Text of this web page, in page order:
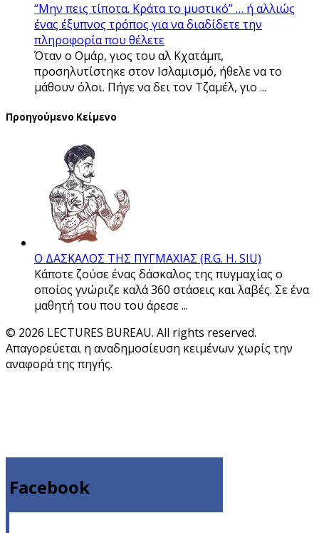
“Μην πεις τίποτα. Κράτα το μυστικό” … ή αλλιώς
ένας έξυπνος τρόπος για να διαδίδετε την
πληροφορία που θέλετε
Όταν ο Ομάρ, γιος του αλ Κχατάμπ,
προσηλυτίστηκε στον Ισλαμισμό, ήθελε να το
μάθουν όλοι. Πήγε να δει τον Τζαμέλ, γιο ...
Προηγούμενο Κείμενο
Ο ΔΑΣΚΑΛΟΣ ΤΗΣ ΠΥΓΜΑΧΙΑΣ (R.G. H. SIU)
Κάποτε ζούσε ένας δάσκαλος της πυγμαχίας ο
οποίος γνώριζε καλά 360 στάσεις και λαβές. Σε ένα
μαθητή του που του άρεσε ...
© 2026 LECTURES BUREAU. All rights reserved.
Απαγορεύεται η αναδημοσίευση κειμένων χωρίς την
αναφορά της πηγής.
Facebook